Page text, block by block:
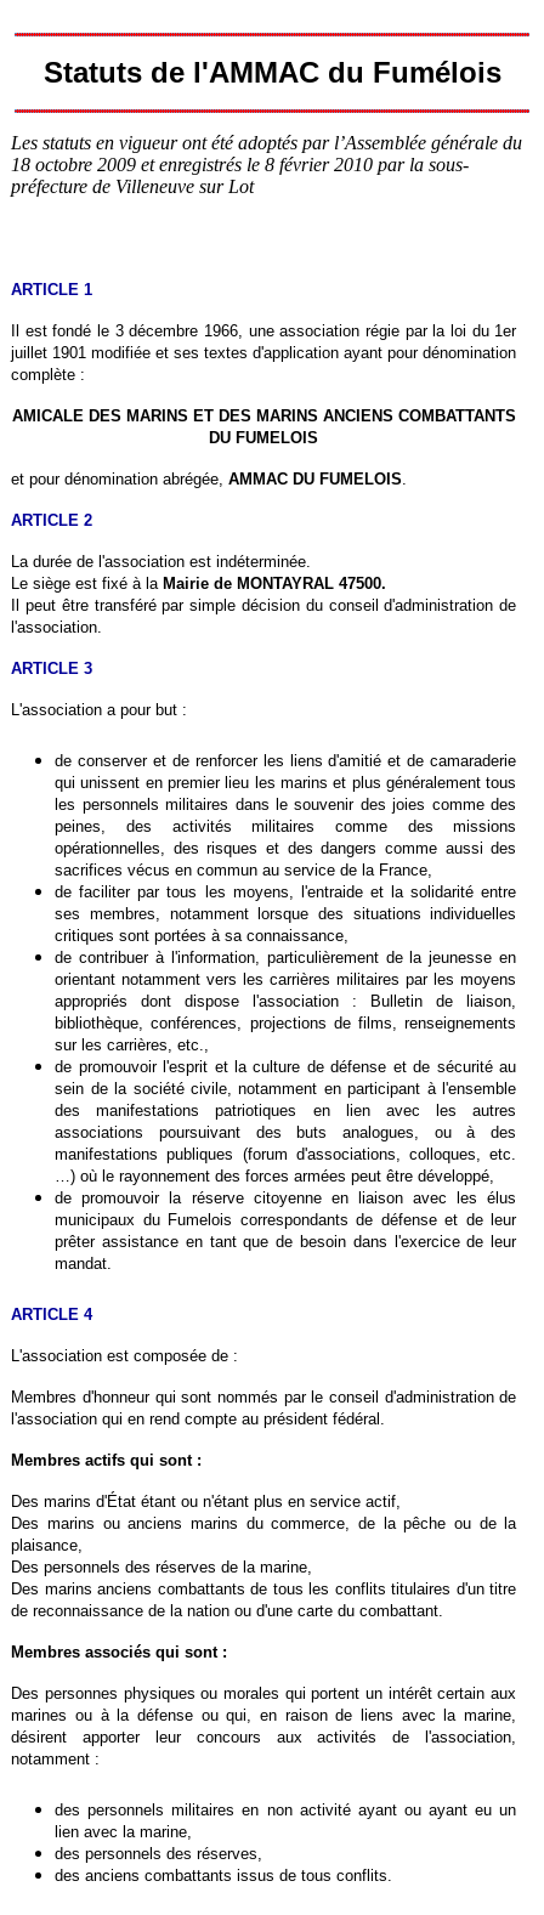
Statuts de l'AMMAC du Fumélois
Les statuts en vigueur ont été adoptés par l’Assemblée générale du
18 octobre 2009 et enregistrés le 8 février 2010 par la sous-
préfecture de Villeneuve sur Lot
ARTICLE 1
Il est fondé le 3 décembre 1966, une association régie par la loi du 1er
juillet 1901 modifiée et ses textes d'application ayant pour dénomination
complète :
AMICALE DES MARINS ET DES MARINS ANCIENS COMBATTANTS
DU FUMELOIS
et pour dénomination abrégée,AMMAC DU FUMELOIS
ARTICLE 2
La durée de l'association est indéterminée.
Le siège est fixé à la Mairie de MONTAYRAL 47500.
Il peut être transféré par simple décision du conseil d'administration de
l'association.
ARTICLE 3
L'association a pour but :
de conserver et de renforcer les liens d'amitié et de camaraderie
qui unissent en premier lieu les marins et plus généralement tous
les personnels militaires dans le souvenir des joies comme des
peines, des activités militaires comme des missions
opérationnelles, des risques et des dangers comme aussi des
sacrifices vécus en commun au service de la France,
de faciliter par tous les moyens, l'entraide et la solidarité entre
ses membres, notamment lorsque des situations individuelles
critiques sont portées à sa connaissance,
de contribuer à l'information, particulièrement de la jeunesse en
orientant notamment vers les carrières militaires par les moyens
appropriés dont dispose l'association : Bulletin de liaison,
bibliothèque, conférences, projections de films, renseignements
sur les carrières, etc.,
de promouvoir l'esprit et la culture de défense et de sécurité au
sein de la société civile, notamment en participant à l'ensemble
des manifestations patriotiques en lien avec les autres
associations poursuivant des buts analogues, ou à des
manifestations publiques (forum d'associations, colloques, etc.
…) où le rayonnement des forces armées peut être développé,
de promouvoir la réserve citoyenne en liaison avec les élus
municipaux du Fumelois correspondants de défense et de leur
prêter assistance en tant que de besoin dans l'exercice de leur
mandat.
ARTICLE 4
L'association est composée de :
Membres d'honneur qui sont nommés par le conseil d'administration de
l'association qui en rend compte au président fédéral.
Membres actifs qui sont :
Des marins d'État étant ou n'étant plus en service actif,
Des marins ou anciens marins du commerce, de la pêche ou de la
plaisance,
Des personnels des réserves de la marine,
Des marins anciens combattants de tous les conflits titulaires d'un titre
de reconnaissance de la nation ou d'une carte du combattant.
Membres associés qui sont :
Des personnes physiques ou morales qui portent un intérêt certain aux
marines ou à la défense ou qui, en raison de liens avec la marine,
désirent apporter leur concours aux activités de l'association,
notamment :
des personnels militaires en non activité ayant ou ayant eu un
lien avec la marine,
des personnels des réserves,
des anciens combattants issus de tous conflits.